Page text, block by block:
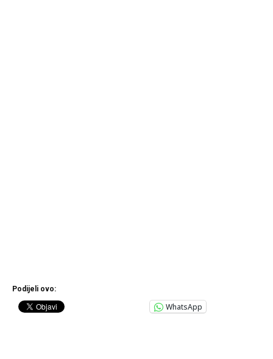
Podijeli ovo:
WhatsApp